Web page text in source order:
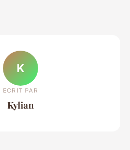
K
ECRIT PAR
Kylian